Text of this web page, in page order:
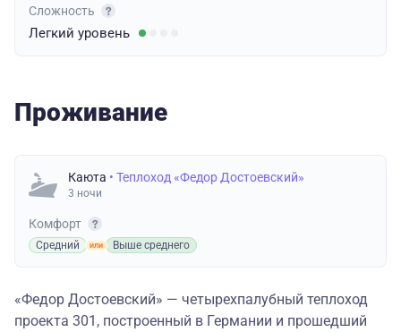
Сложность
Легкий уровень
Проживание
Каюта • Теплоход «Федор Достоевский»
3 ночи
Комфорт
Средний Выше среднего
«Федор Достоевский» — четырехпалубный теплоход
проекта 301, построенный в Германии и прошедший